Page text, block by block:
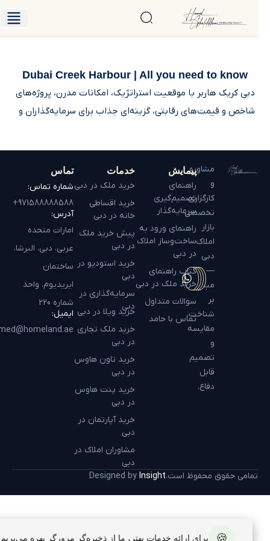
Dubai Creek Harbour | All you need to know
دبی کریک هاربر با موقعیت استراتژیک، امکانات مدرن، پروژه‌های
شاخص و قیمت‌های رقابتی، گزینه‌ای جذاب برای سرمایه‌گذاران و
مشاوره
کارگزاری
تخصصی
بازار
املاک
دبی
مبتنی
شناخت،
مقایسه
تصمیم
قابل
دفاع.
پیمایش
راهنمای
تصمیم‌گیری
سرمایه‌گذار
راهنمای ورود به
ساخت‌وساز املاک
در دبی
کتاب راهنمای
خرید ملک در دبی
سوالات متداول
تماس با حامد
خدمات
خرید ملک در دبی
خرید اقساطی
خانه در دبی
پیش خرید ملک
در دبی
خرید استودیو در
دبی
سرمایه‌گذاری در
دبیخرید ویلا در دبی
خرید ملک تجاری
در دبی
خرید تاون هاوس
در دبی
خرید پنت هاوس
در دبی
خرید آپارتمان در
دبی
مشاوران املاک در
دبی
تماس
شماره تماس:
971588888588+
آدرس:
امارات متحده
عربی، دبی، البرشا،
ساختمان
ایریدیوم، واحد
شماره 220
ایمیل:
hamed@homeland.ae
تمامی حقوق محفوظ است. Designed byInsight
برای ارائه خدمات بهتر، ما از ذخیره‌گر مرورگر بهره می‌بریم